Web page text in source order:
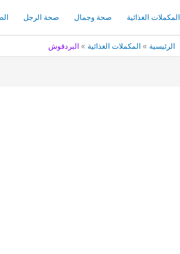
المكملات الغذائية صحة وجمال صحة الرجل
الرئيسية المكملات الغذائية البردقوش